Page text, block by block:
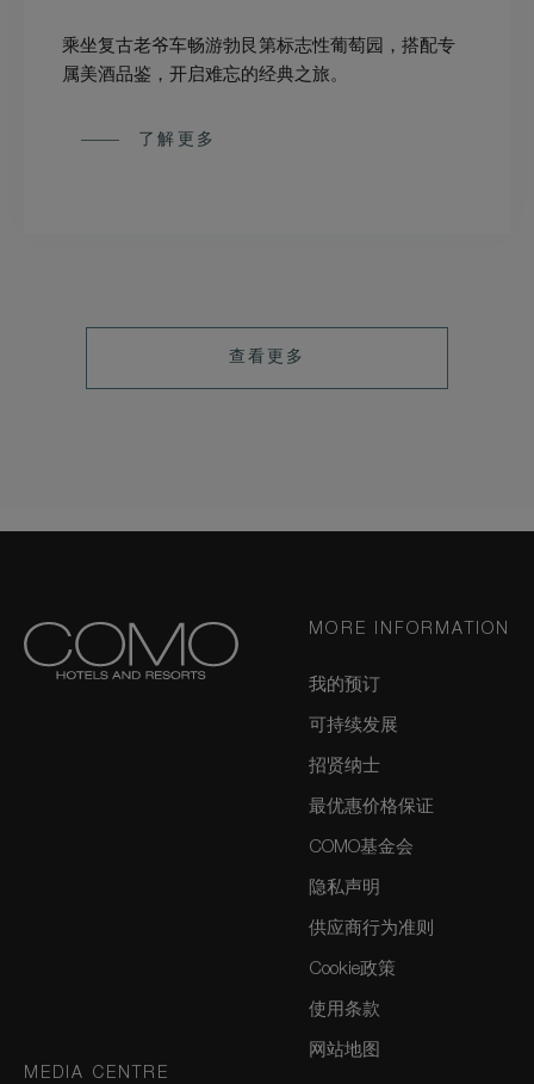
乘坐复古老爷车畅游勃艮第标志性葡萄园，搭配专
属美酒品鉴，开启难忘的经典之旅。
了解更多
查看更多
MORE INFORMATION
我的预订
可持续发展
招贤纳士
最优惠价格保证
COMO基金会
隐私声明
供应商行为准则
Cookie政策
使用条款
网站地图
MEDIA CENTRE